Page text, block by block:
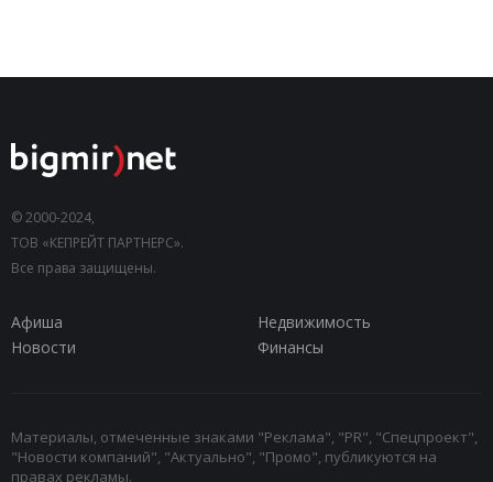
© 2000-2024,
ТОВ «КЕПРЕЙТ ПАРТНЕРС».
Все права защищены.
Афиша
Недвижимость
Новости
Финансы
Материалы, отмеченные знаками "Реклама", "PR", "Спецпроект",
"Новости компаний", "Актуально", "Промо", публикуются на
правах рекламы.